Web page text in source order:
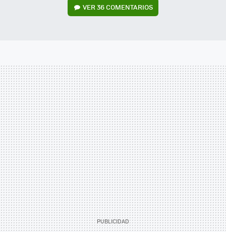
VER36 COMENTARIOS